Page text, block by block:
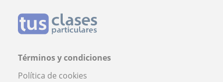
Términos y condiciones
Política de cookies